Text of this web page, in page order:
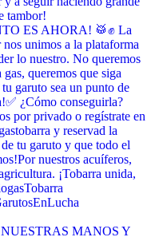
tambor!
ES AHORA! 🥁✊ La
unimos a la plataforma
lo nuestro. No queremos
queremos que siga
garuto sea un punto de
​✅ ¿Cómo conseguirla?
por privado o regístrate en
y reservad la
tu garuto y que todo el
​Por nuestros acuíferos,
¡Tobarra unida,
MANOS Y